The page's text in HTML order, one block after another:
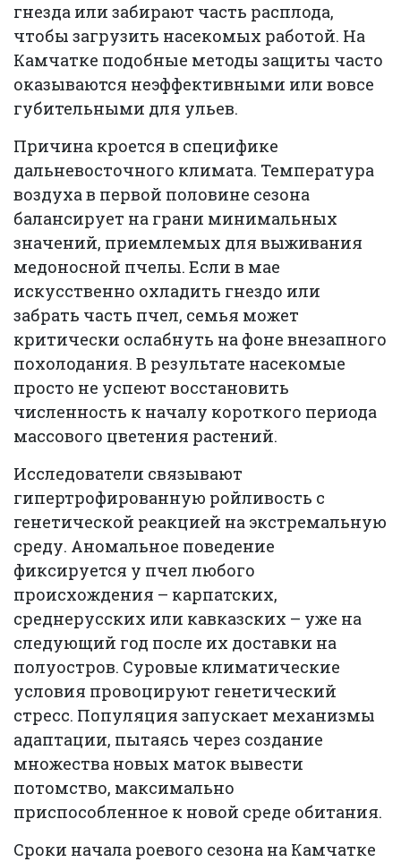
гнезда или забирают часть расплода,
чтобы загрузить насекомых работой. На
Камчатке подобные методы защиты часто
оказываются неэффективными или вовсе
губительными для ульев.
Причина кроется в специфике
дальневосточного климата. Температура
воздуха в первой половине сезона
балансирует на грани минимальных
значений, приемлемых для выживания
медоносной пчелы. Если в мае
искусственно охладить гнездо или
забрать часть пчел, семья может
критически ослабнуть на фоне внезапного
похолодания. В результате насекомые
просто не успеют восстановить
численность к началу короткого периода
массового цветения растений.
Исследователи связывают
гипертрофированную ройливость с
генетической реакцией на экстремальную
среду. Аномальное поведение
фиксируется у пчел любого
происхождения – карпатских,
среднерусских или кавказских – уже на
следующий год после их доставки на
полуостров. Суровые климатические
условия провоцируют генетический
стресс. Популяция запускает механизмы
адаптации, пытаясь через создание
множества новых маток вывести
потомство, максимально
приспособленное к новой среде обитания.
Сроки начала роевого сезона на Камчатке